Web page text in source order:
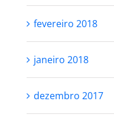
fevereiro 2018
janeiro 2018
dezembro 2017